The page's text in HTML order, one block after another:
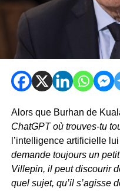
Alors que Burhan de
ChatGPT où trouves-tu
l’intelligence artificielle
demande toujours un
Villepin, il peut discourir
quel sujet, qu’il s’agisse